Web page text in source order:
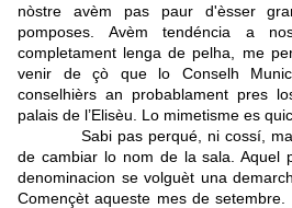
nòstre avèm pas paur d'èsser
pomposes. Avèm tendéncia a
completament lenga de pelha, me
venir de çò que lo Conselh
conselhièrs an probablament pres
palais de l’Elisèu. Lo mimetisme es
Sabi pas perqué, ni cossí, mas
de cambiar lo nom de la sala. Aquel
denominacion se volguèt una
Començèt aqueste mes de